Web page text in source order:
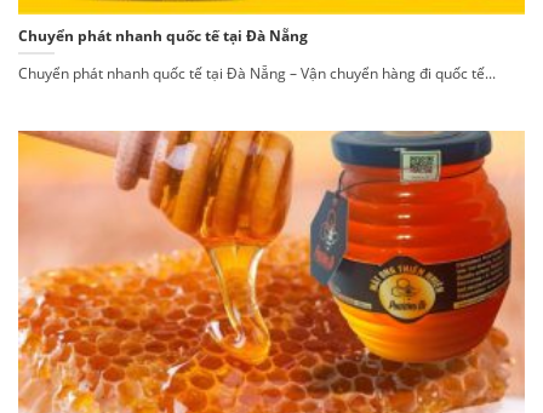
Chuyển phát nhanh quốc tế tại Đà Nẵng
Chuyển phát nhanh quốc tế tại Đà Nẵng – Vận chuyển hàng đi quốc tế...